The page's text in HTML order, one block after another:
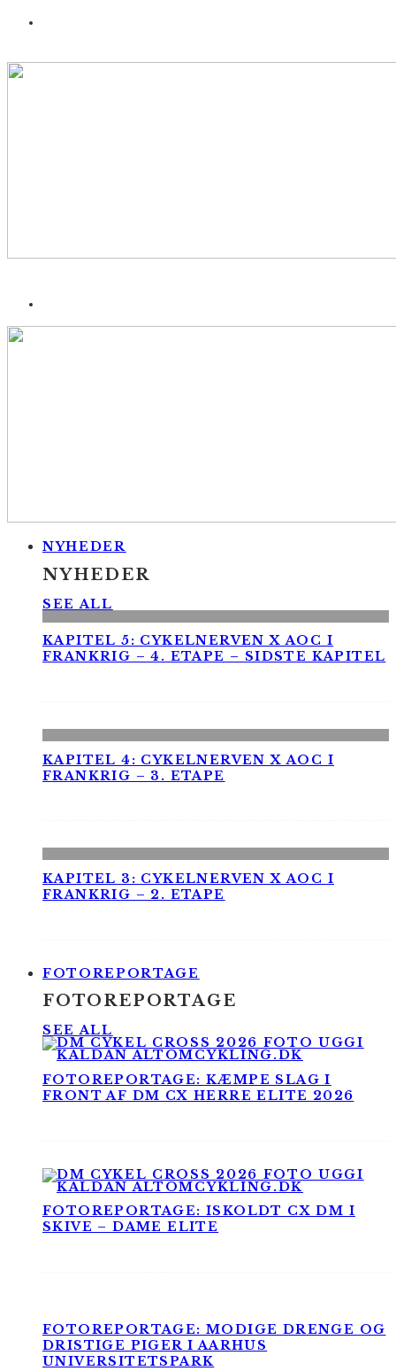
NYHEDER
NYHEDER
SEE ALL
KAPITEL 5: CYKELNERVEN X AOC I
FRANKRIG – 4. ETAPE – SIDSTE KAPITEL
KAPITEL 4: CYKELNERVEN X AOC I
FRANKRIG – 3. ETAPE
KAPITEL 3: CYKELNERVEN X AOC I
FRANKRIG – 2. ETAPE
FOTOREPORTAGE
FOTOREPORTAGE
SEE ALL
FOTOREPORTAGE: KÆMPE SLAG I
FRONT AF DM CX HERRE ELITE 2026
FOTOREPORTAGE: ISKOLDT CX DM I
SKIVE – DAME ELITE
FOTOREPORTAGE: MODIGE DRENGE OG
DRISTIGE PIGER I AARHUS
UNIVERSITETSPARK